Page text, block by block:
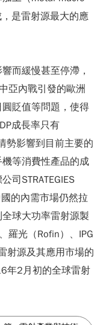
是雷射源最大的應
而緩慢甚至停滯，
亞內戰引發的歐洲
貶值等問題，使得
成長率只有
勢影響到目前主要的
等消費性產品的成
司STRATEGIES
的內需市場仍然拉
球大功率雷射源製
羅光（Rofin）、IPG
射源及其應用市場的
年2月初的全球雷射